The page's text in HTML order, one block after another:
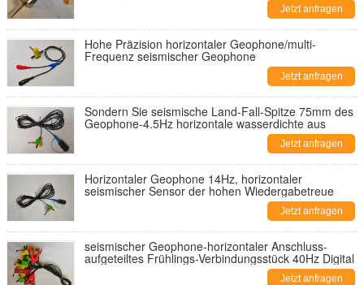
Jetzt anfragen
Hohe Präzision horizontaler Geophone/multi-
Frequenz seismischer Geophone
Jetzt anfragen
Sondern Sie seismische Land-Fall-Spitze 75mm des
Geophone-4.5Hz horizontale wasserdichte aus
Jetzt anfragen
Horizontaler Geophone 14Hz, horizontaler
seismischer Sensor der hohen Wiedergabetreue
Jetzt anfragen
seismischer Geophone-horizontaler Anschluss-
aufgeteiltes Frühlings-Verbindungsstück 40Hz Digital
Jetzt anfragen